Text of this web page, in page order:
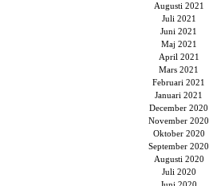
Augusti 2021
Juli 2021
Juni 2021
Maj 2021
April 2021
Mars 2021
Februari 2021
Januari 2021
December 2020
November 2020
Oktober 2020
September 2020
Augusti 2020
Juli 2020